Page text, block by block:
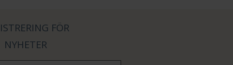
FÖR
NYHETER